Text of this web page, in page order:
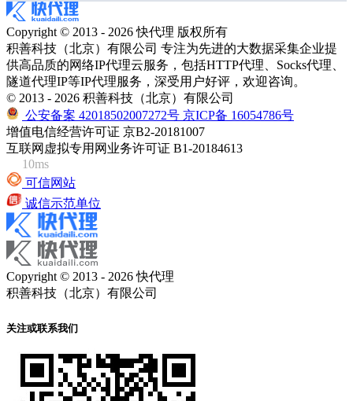
Copyright © 2013 - 2026 快代理 版权所有
积善科技（北京）有限公司 专注为先进的大数据采集企业提
供高品质的网络IP代理云服务，包括HTTP代理、Socks代理、
隧道代理IP等IP代理服务，深受用户好评，欢迎咨询。
© 2013 - 2026 积善科技（北京）有限公司
公安备案 42018502007272号 京ICP备 16054786号
增值电信经营许可证 京B2-20181007
互联网虚拟专用网业务许可证 B1-20184613
10ms
可信网站
诚信示范单位
Copyright © 2013 - 2026 快代理
积善科技（北京）有限公司
关注或联系我们